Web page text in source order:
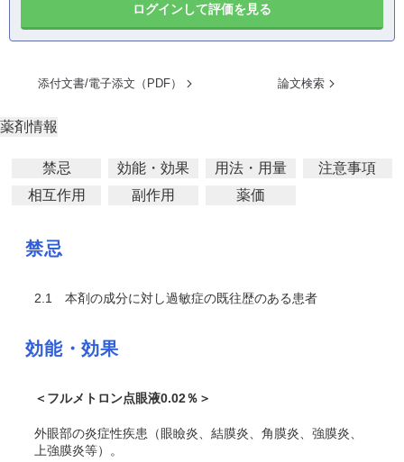
ログインして評価を見る
添付文書/電子添文（PDF） 論文検索
薬剤情報
禁忌 効能・効果 用法・用量
注意事項
相互作用
副作用 薬価
禁忌
2.1 本剤の成分に対し過敏症の既往歴のある患者
効能・効果
＜フルメトロン点眼液0.02％＞
外眼部の炎症性疾患（眼瞼炎、結膜炎、角膜炎、強膜炎、
上強膜炎等）。